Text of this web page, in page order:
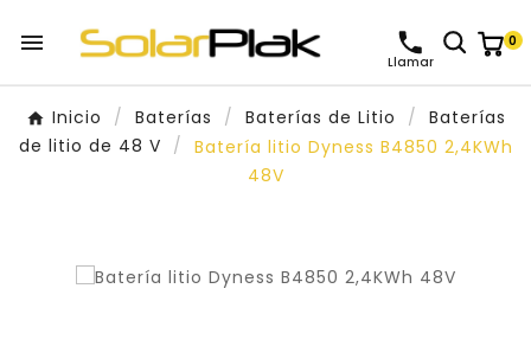

Llamar
0
Inicio Baterías Baterías de Litio
Baterías
de litio de 48 V
Batería litio Dyness B4850 2,4KWh
48V